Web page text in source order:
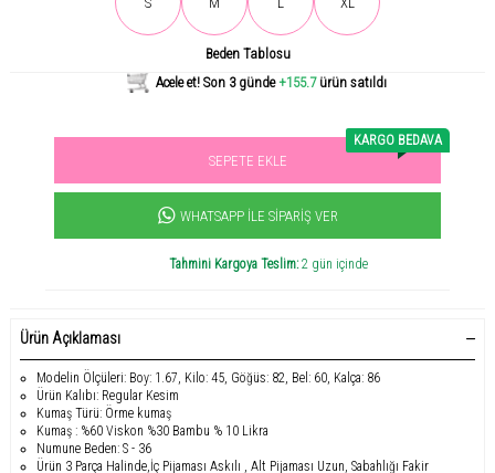
Beden Tablosu
Acele et! Son 3 günde+155.7 ürün satıldı
Sevilen ürün! 11.3B kişi favoriledi!
SEPETE EKLE
KARGO BEDAVA
WHATSAPP İLE SIPARIŞ VER
Tahmini Kargoya Teslim:2 gün içinde
Ürün Açıklaması
Modelin Ölçüleri: Boy: 1.67, Kilo: 45, Göğüs: 82, Bel: 60, Kalça: 86
Ürün Kalıbı: Regular Kesim
Kumaş Türü: Örme kumaş
Kumaş : %60 Viskon %30 Bambu % 10 Likra
Numune Beden: S - 36
Ürün 3 Parça Halinde,İç Pijaması Askılı , Alt Pijaması Uzun, Sabahlığı Fakir